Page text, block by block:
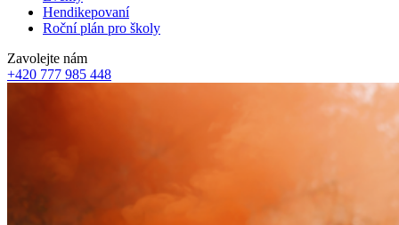
Hendikepovaní
Roční plán pro školy
Zavolejte nám
+420 777 985 448